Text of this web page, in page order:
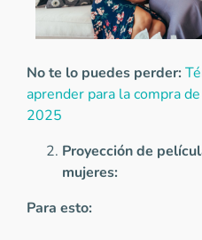
No te lo puedes perder:
aprender para la compra
2025
Proyección de
mujeres:
Para esto: